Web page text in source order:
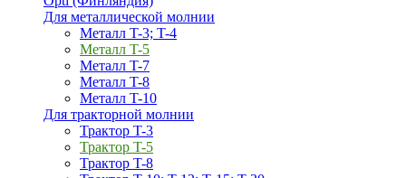
Для металлической молнии
Металл T-3; T-4
Металл T-5
Металл T-7
Металл T-8
Металл T-10
Для тракторной молнии
Трактор T-3
Трактор T-5
Трактор T-8